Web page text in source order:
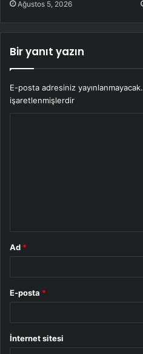
Ağustos 5, 2026
Bir yanıt yazın
E-posta adresiniz yayınlanmayacak.
işaretlenmişlerdir
Ad *
E-posta *
İnternet sitesi